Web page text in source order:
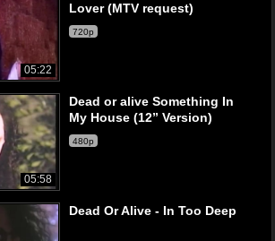
05:22
Lover (MTV request)
720p
05:58
Dead or alive Something In
My House (12” Version)
480p
Dead Or Alive - In Too Deep